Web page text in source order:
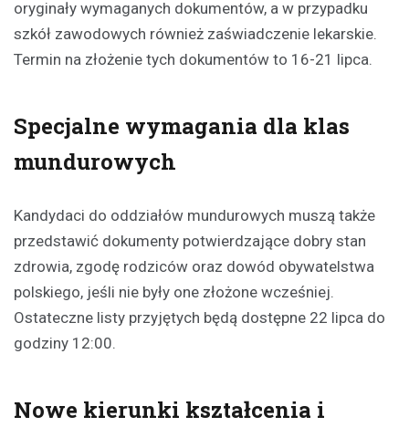
oryginały wymaganych dokumentów, a w przypadku
szkół zawodowych również zaświadczenie lekarskie.
Termin na złożenie tych dokumentów to 16-21 lipca.
Specjalne wymagania dla klas
mundurowych
Kandydaci do oddziałów mundurowych muszą także
przedstawić dokumenty potwierdzające dobry stan
zdrowia, zgodę rodziców oraz dowód obywatelstwa
polskiego, jeśli nie były one złożone wcześniej.
Ostateczne listy przyjętych będą dostępne 22 lipca do
godziny 12:00.
Nowe kierunki kształcenia i